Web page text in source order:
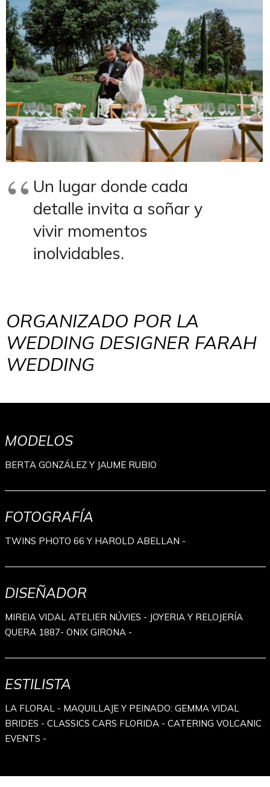
Un lugar donde cada
detalle invita a soñar y
vivir momentos
inolvidables.
ORGANIZADO POR LA
WEDDING DESIGNER FARAH
WEDDING
MODELOS
BERTA GONZÁLEZ Y JAUME RUBIO
FOTOGRAFÍA
TWINS PHOTO 66 Y HAROLD ABELLAN -
DISEÑADOR
MIREIA VIDAL ATELIER NÚVIES - JOYERIA Y RELOJERÍA
QUERA 1887- ONIX GIRONA -
ESTILISTA
LA FLORAL - MAQUILLAJE Y PEINADO: GEMMA VIDAL
BRIDES - CLASSICS CARS FLORIDA - CATERING VOLCANIC
EVENTS -